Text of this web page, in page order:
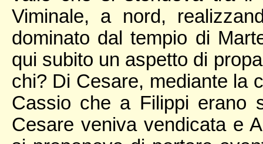
Viminale, a nord,
dominato dal tempio di
qui subito un aspetto di
chi? Di Cesare, mediante la
Cassio che a Filippi erano
Cesare veniva vendicata e